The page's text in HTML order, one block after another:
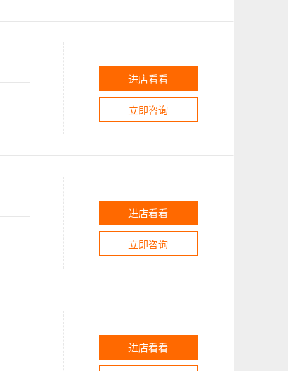
进店看看
立即咨询
进店看看
立即咨询
进店看看